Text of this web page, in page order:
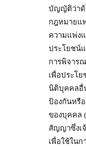
บัญญัติว่าด้
กฎหมายแ
ความแพ่ง
ประโยชน์
การพิจาร
เพื่อประโ
นิติบุคคลอื่
ป้องกันหรื
ของบุคคล
สัญญาซึ่งเ
เพื่อใช้ใน